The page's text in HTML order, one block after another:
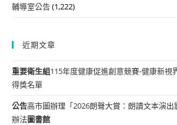
輔導室公告(1,222)
近期文章
重要衛生組115年度健康促進創意競賽-健康新視
得獎名單
公告高市圖辦理「2026朗聲大賞：朗讀文本演
辦法圖書館